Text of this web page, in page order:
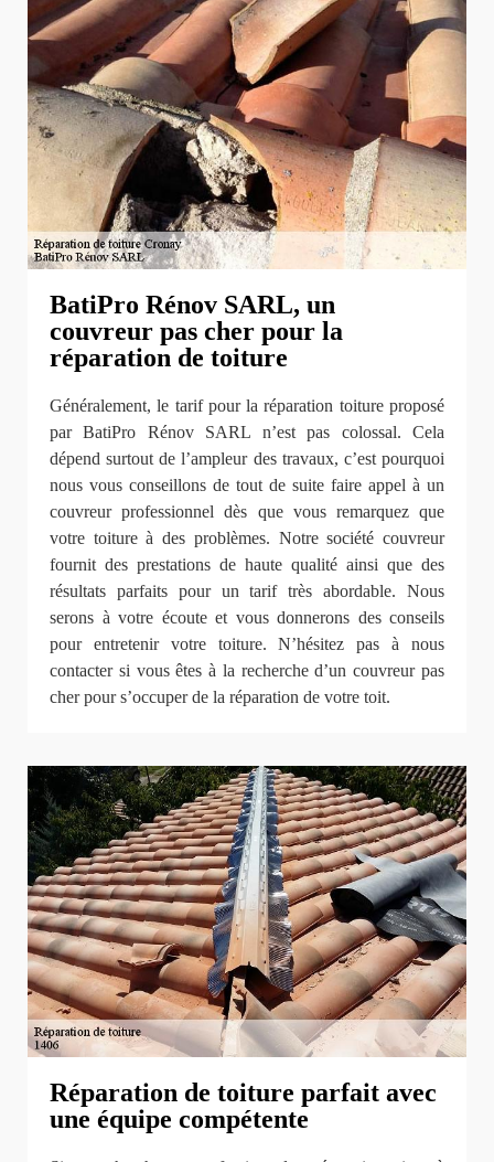
BatiPro Rénov SARL, un
couvreur pas cher pour la
réparation de toiture
Généralement, le tarif pour la réparation toiture proposé
par BatiPro Rénov SARL n’est pas colossal. Cela
dépend surtout de l’ampleur des travaux, c’est pourquoi
nous vous conseillons de tout de suite faire appel à un
couvreur professionnel dès que vous remarquez que
votre toiture à des problèmes. Notre société couvreur
fournit des prestations de haute qualité ainsi que des
résultats parfaits pour un tarif très abordable. Nous
serons à votre écoute et vous donnerons des conseils
pour entretenir votre toiture. N’hésitez pas à nous
contacter si vous êtes à la recherche d’un couvreur pas
cher pour s’occuper de la réparation de votre toit.
Réparation de toiture parfait avec
une équipe compétente